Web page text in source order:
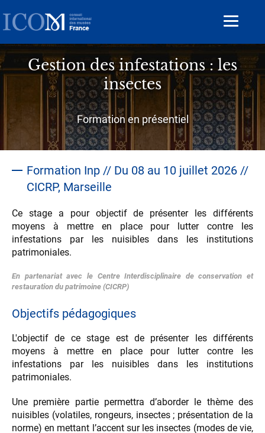
au
contenu
principal
Toggle
Gestion des infestations : les
insectes
Sous-
titre
Formation en présentiel
Formation Inp // Du 08 au 10 juillet 2026 //
CICRP, Marseille
Contenu
Ce stage a pour objectif de présenter les différents
moyens à mettre en place pour lutter contre les
infestations par les nuisibles dans les institutions
patrimoniales.
En partenariat avec le Centre Interdisciplinaire de conservation et
restauration du patrimoine (CICRP)
Objectifs pédagogiques
L'objectif de ce stage est de présenter les différents
moyens à mettre en place pour lutter contre les
infestations par les nuisibles dans les institutions
patrimoniales.
Une première partie permettra d’aborder le thème des
nuisibles (volatiles, rongeurs, insectes ; présentation de la
norme) en mettant l’accent sur les insectes (modes de vie,